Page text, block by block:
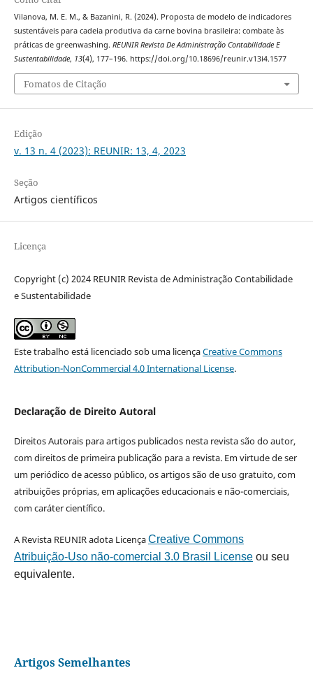
Vilanova, M. E. M., & Bazanini, R. (2024). Proposta de modelo de indicadores
sustentáveis para cadeia produtiva da carne bovina brasileira: combate às
práticas de greenwashing. REUNIR Revista De Administração Contabilidade E
Sustentabilidade, 13(4), 177–196. https://doi.org/10.18696/reunir.v13i4.1577
Fomatos de Citação
Edição
v. 13 n. 4 (2023): REUNIR: 13, 4, 2023
Seção
Artigos científicos
Licença
Copyright (c) 2024 REUNIR Revista de Administração Contabilidade
e Sustentabilidade
Este trabalho está licenciado sob uma licençaCreative Commons
Attribution-NonCommercial 4.0 International License.
Declaração de Direito Autoral
Direitos Autorais para artigos publicados nesta revista são do autor,
com direitos de primeira publicação para a revista. Em virtude de ser
um periódico de acesso público, os artigos são de uso gratuito, com
atribuições próprias, em aplicações educacionais e não-comerciais,
com caráter científico.
A Revista REUNIR adota LicençaCreative Commons
Atribuição-Uso não-comercial 3.0 Brasil Licenseou seu
equivalente.
Artigos Semelhantes